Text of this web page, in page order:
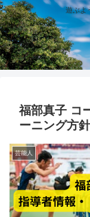
遊ぶよ
福部真子 コ
ーニング方
芸能人